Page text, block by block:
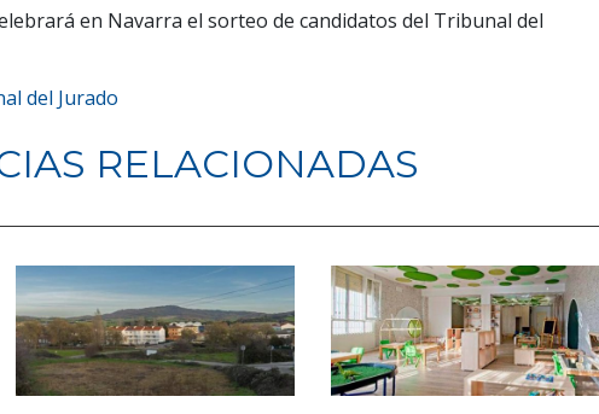
en Navarra el sorteo de candidatos del Tribunal del
del Jurado
RELACIONADAS